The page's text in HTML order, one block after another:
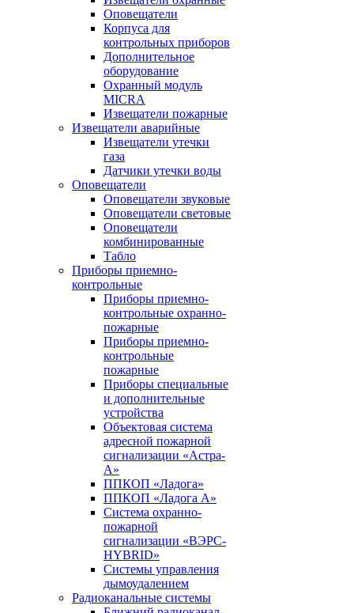
Оповещатели
Корпуса для
контрольных приборов
Дополнительное
оборудование
Охранный модуль
MICRA
Извещатели пожарные
Извещатели аварийные
Извещатели утечки
газа
Датчики утечки воды
Оповещатели
Оповещатели звуковые
Оповещатели световые
Оповещатели
комбинированные
Табло
Приборы приемно-
контрольные
Приборы приемно-
контрольные охранно-
пожарные
Приборы приемно-
контрольные
пожарные
Приборы специальные
и дополнительные
устройства
Объектовая система
адресной пожарной
сигнализации «Астра-
А»
ППКОП «Ладога»
ППКОП «Ладога А»
Система охранно-
пожарной
сигнализации «ВЭРС-
HYBRID»
Системы управления
дымоудалением
Радиоканальные системы